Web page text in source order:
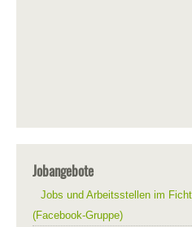
Jobangebote
Jobs und Arbeitsstellen im
(Facebook-Gruppe)